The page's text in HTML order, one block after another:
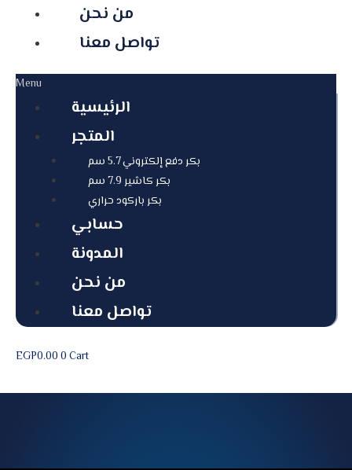
من نحن
تواصل معنا
Menu
الرئيسية
المتجر
بكر دفع إلكتروني 5.7 سم
بكر كاشير 7.9 سم
بكر باركود حراري
حسابي
المدونة
من نحن
تواصل معنا
EGP0.000Cart